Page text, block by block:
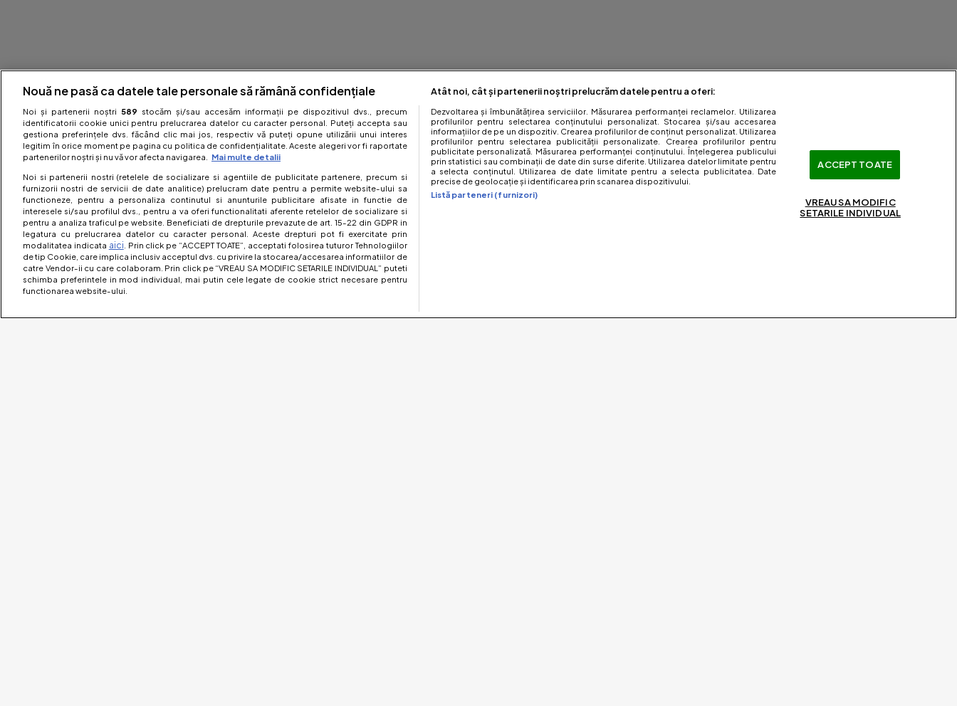
Nouă ne pasă ca datele tale personale să rămână confidențiale
Noi și partenerii noștri 589 stocăm și/sau accesăm informații pe dispozitivul dvs., precum
identificatorii cookie unici pentru prelucrarea datelor cu caracter personal. Puteți accepta sau
gestiona preferințele dvs. făcând clic mai jos, respectiv vă puteți opune utilizării unui interes
legitim în orice moment pe pagina cu politica de confidențialitate. Aceste alegeri vor fi raportate
partenerilor noștri și nu vă vor afecta navigarea.
Mai multe detalii
Noi si partenerii nostri (retelele de socializare si agentiile de publicitate partenere, precum si
furnizorii nostri de servicii de date analitice) prelucram date pentru a permite website-ului sa
functioneze, pentru a personaliza continutul si anunturile publicitare afisate in functie de
interesele si/sau profilul dvs., pentru a va oferi functionalitati aferente retelelor de socializare si
pentru a analiza traficul pe website. Beneficiati de drepturile prevazute de art. 15-22 din GDPR in
legatura cu prelucrarea datelor cu caracter personal. Aceste drepturi pot fi exercitate prin
modalitatea indicata aici . Prin click pe “ACCEPT TOATE”, acceptati folosirea tuturor Tehnologiilor
de tip Cookie, care implica inclusiv acceptul dvs. cu privire la stocarea/accesarea informatiilor de
catre Vendor-ii cu care colaboram. Prin click pe “VREAU SA MODIFIC SETARILE INDIVIDUAL” puteti
schimba preferintele in mod individual, mai putin cele legate de cookie strict necesare pentru
functionarea website-ului.
Atât noi, cât și partenerii noștri prelucrăm datele pentru a oferi:
Dezvoltarea și îmbunătățirea serviciilor. Măsurarea performanței reclamelor. Utilizarea
profilurilor pentru selectarea conținutului personalizat. Stocarea și/sau accesarea
informațiilor de pe un dispozitiv. Crearea profilurilor de conținut personalizat. Utilizarea
profilurilor pentru selectarea publicității personalizate. Crearea profilurilor pentru
publicitate personalizată. Măsurarea performanței conținutului. Înțelegerea publicului
prin statistici sau combinații de date din surse diferite. Utilizarea datelor limitate pentru
a selecta conținutul. Utilizarea de date limitate pentru a selecta publicitatea. Date
precise de geolocație și identificarea prin scanarea dispozitivului.
Listă parteneri (furnizori)
ACCEPT TOATE
VREAU SA MODIFIC
SETARILE INDIVIDUAL